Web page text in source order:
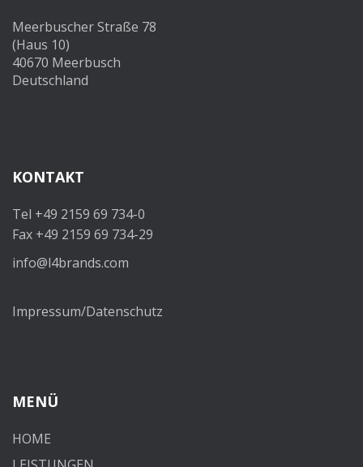
Meerbuscher Straße 78
(Haus 10)
40670 Meerbusch
Deutschland
KONTAKT
Tel +49 2159 69 734-0
Fax +49 2159 69 734-29
info@l4brands.com
Impressum/Datenschutz
MENÜ
HOME